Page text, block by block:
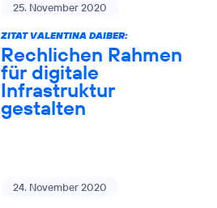
25. November 2020
ZITAT VALENTINA DAIBER:
Rechlichen Rahmen
für digitale
Infrastruktur
gestalten
24. November 2020